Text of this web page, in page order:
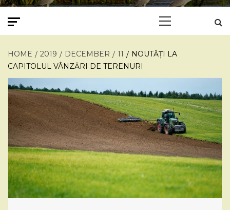
HOME 2019 DECEMBER 11
NOUTĂȚI LA
CAPITOLUL VÂNZĂRI DE TERENURI